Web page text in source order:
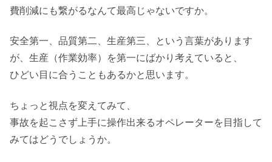
費削減にも繋がるなんて最高じゃないですか。
安全第一、品質第二、生産第三、という言葉があります
が、生産（作業効率）を第一にばかり考えていると、
ひどい目に合うこともあるかと思います。
ちょっと視点を変えてみて、
事故を起こさず上手に操作出来るオペレーターを目指して
みてはどうでしょうか。